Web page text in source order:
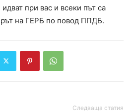
при вас и всеки път са
на ГЕРБ по повод ППДБ.
Следваща статия